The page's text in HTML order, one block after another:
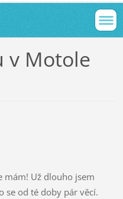
v Motole
mám! Už dlouho jsem
se od té doby pár věcí.